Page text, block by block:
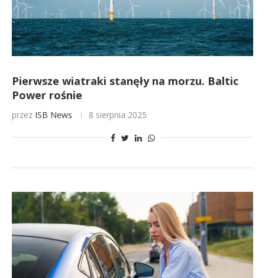
Pierwsze wiatraki stanęły na morzu. Baltic
Power rośnie
przez ISB News 8 sierpnia 2025